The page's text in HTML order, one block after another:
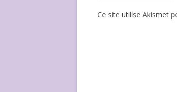
Ce site utilise Akismet